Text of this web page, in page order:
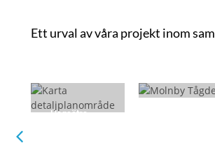
Ett urval av våra projekt inom
Hagsätra,